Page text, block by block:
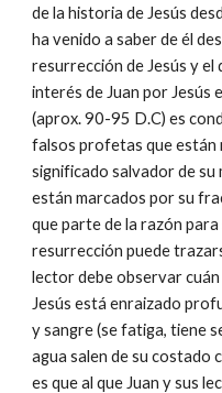
de la historia de Jesús
ha venido a saber de él
resurrección de Jesús y el
interés de Juan por Jesús
(aprox. 90-95 D.C) es
falsos profetas que están
significado salvador de
están marcados por su
que parte de la razón
resurrección puede
lector debe observar
Jesús está enraizado
y sangre (se fatiga, tiene
agua salen de su costado
es que al que Juan y sus